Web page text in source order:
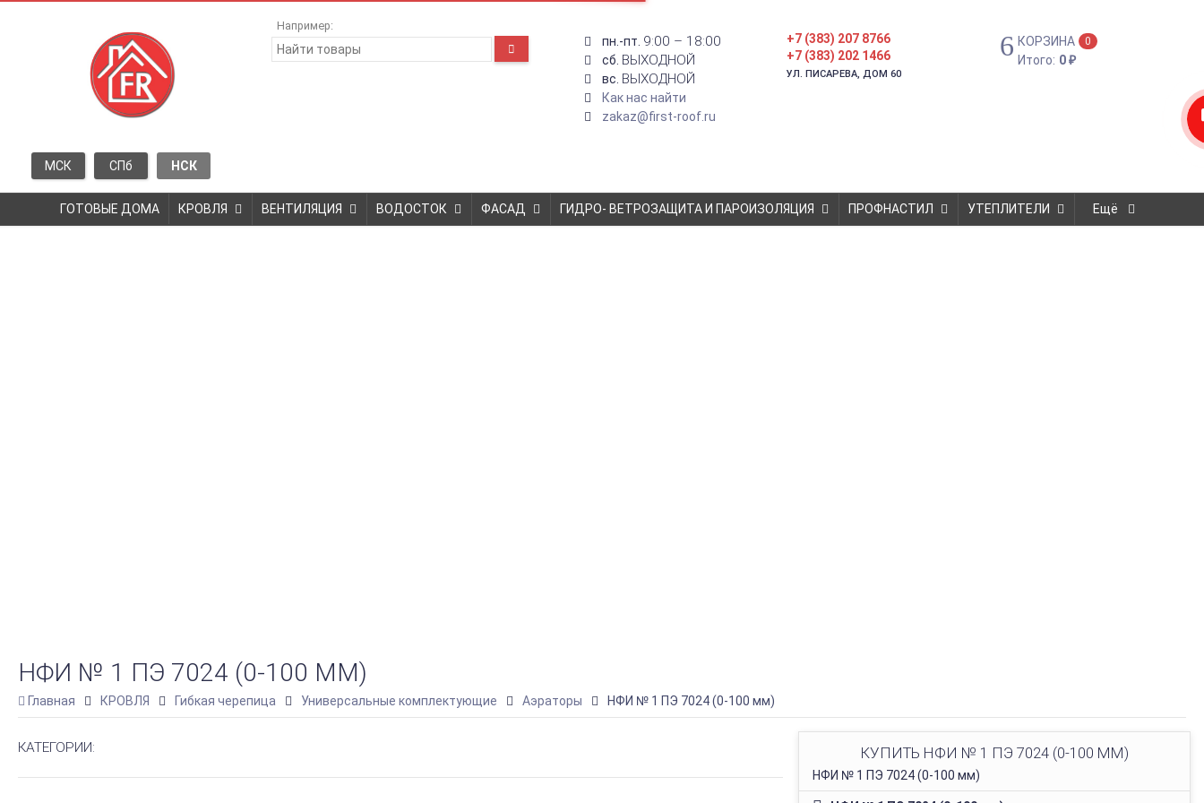
МСК СПб НСК
Например:
пн.-пт. 9:00 – 18:00
сб. ВЫХОДНОЙ
вс. ВЫХОДНОЙ
Как нас найти
zakaz@first-roof.ru
+7 (383) 207 8766
+7 (383) 202 1466
УЛ. ПИСАРЕВА, ДОМ 60
КОРЗИНА 0
Итого: 0₽
ГОТОВЫЕ ДОМА КРОВЛЯ ВЕНТИЛЯЦИЯ ВОДОСТОК ФАСАД ГИДРО- ВЕТРОЗАЩИТА И ПАРОИЗОЛЯЦИЯ ПРОФНАСТИЛ УТЕПЛИТЕЛИ Ещё
НФИ № 1 ПЭ 7024 (0-100 ММ)
Главная КРОВЛЯ Гибкая черепица Универсальные комплектующие Аэраторы НФИ № 1 ПЭ 7024 (0-100 мм)
КУПИТЬ НФИ № 1 ПЭ 7024 (0-100 ММ)
НФИ № 1 ПЭ 7024 (0-100 мм)
КАТЕГОРИИ: